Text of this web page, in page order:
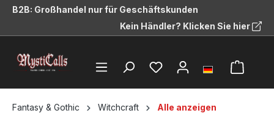
springen
B2B: Großhandel nur für Geschäftskunden
Kein Händler? Klicken Sie hier
Fantasy & Gothic Witchcraft Alle anzeigen